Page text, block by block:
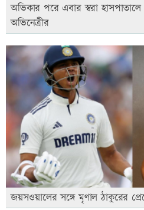
অভিকার পরে এবার স্বরা
অভিনেত্রীর
জয়সওয়ালের সঙ্গে মৃণাল ঠাকুরের